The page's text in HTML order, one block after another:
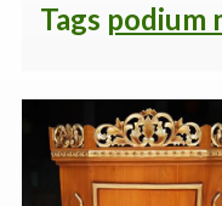
Tags podium